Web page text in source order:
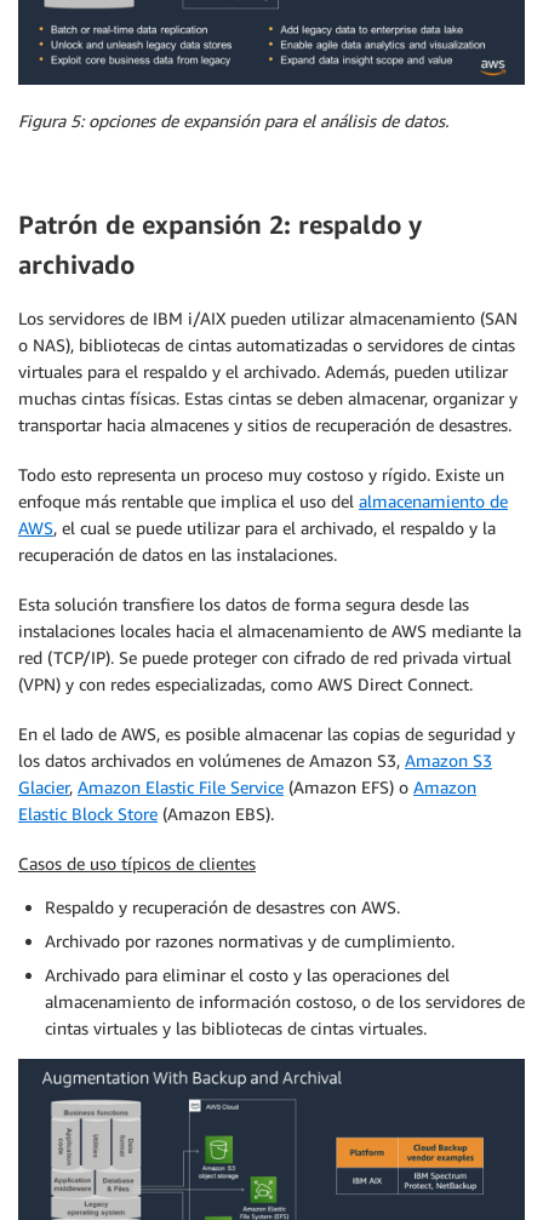
Figura 5: opciones de expansión para el análisis de datos.
Patrón de expansión 2: respaldo y
archivado
Los servidores de IBM i/AIX pueden utilizar almacenamiento (SAN
o NAS), bibliotecas de cintas automatizadas o servidores de cintas
virtuales para el respaldo y el archivado. Además, pueden utilizar
muchas cintas físicas. Estas cintas se deben almacenar, organizar y
transportar hacia almacenes y sitios de recuperación de desastres.
Todo esto representa un proceso muy costoso y rígido. Existe un
enfoque más rentable que implica el uso del almacenamiento de
AWS, el cual se puede utilizar para el archivado, el respaldo y la
recuperación de datos en las instalaciones.
Esta solución transfiere los datos de forma segura desde las
instalaciones locales hacia el almacenamiento de AWS mediante la
red (TCP/IP). Se puede proteger con cifrado de red privada virtual
(VPN) y con redes especializadas, como AWS Direct Connect.
En el lado de AWS, es posible almacenar las copias de seguridad y
los datos archivados en volúmenes de Amazon S3, Amazon S3
Glacier, Amazon Elastic File Service (Amazon EFS) o Amazon
Elastic Block Store (Amazon EBS).
Casos de uso típicos de clientes
Respaldo y recuperación de desastres con AWS.
Archivado por razones normativas y de cumplimiento.
Archivado para eliminar el costo y las operaciones del
almacenamiento de información costoso, o de los servidores de
cintas virtuales y las bibliotecas de cintas virtuales.